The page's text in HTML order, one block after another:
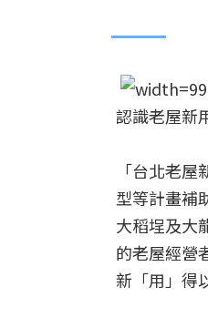
認識老屋新
「台北老
型等計畫補
大稻埕及大
的老屋經營
新「用」得